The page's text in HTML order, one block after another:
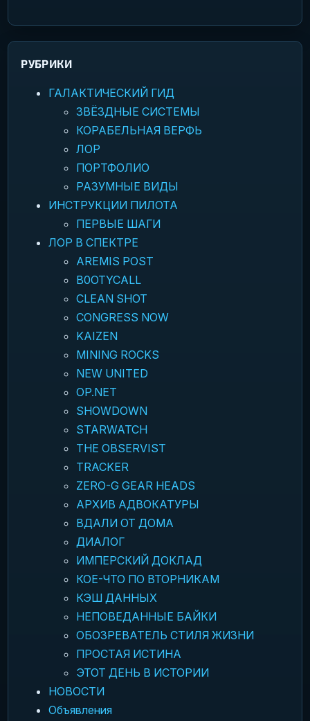
РУБРИКИ
ГАЛАКТИЧЕСКИЙ ГИД
ЗВЁЗДНЫЕ СИСТЕМЫ
КОРАБЕЛЬНАЯ ВЕРФЬ
ЛОР
ПОРТФОЛИО
РАЗУМНЫЕ ВИДЫ
ИНСТРУКЦИИ ПИЛОТА
ПЕРВЫЕ ШАГИ
ЛОР В СПЕКТРЕ
AREMIS POST
B0OTYCALL
CLEAN SHOT
CONGRESS NOW
KAIZEN
MINING ROCKS
NEW UNITED
OP.NET
SHOWDOWN
STARWATCH
THE OBSERVIST
TRACKER
ZERO-G GEAR HEADS
АРХИВ АДВОКАТУРЫ
ВДАЛИ ОТ ДОМА
ДИАЛОГ
ИМПЕРСКИЙ ДОКЛАД
КОЕ-ЧТО ПО ВТОРНИКАМ
КЭШ ДАННЫХ
НЕПОВЕДАННЫЕ БАЙКИ
ОБОЗРЕВАТЕЛЬ СТИЛЯ ЖИЗНИ
ПРОСТАЯ ИСТИНА
ЭТОТ ДЕНЬ В ИСТОРИИ
НОВОСТИ
Объявления